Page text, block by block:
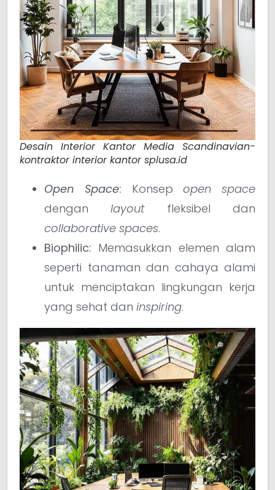
Desain Interior Kantor Media Scandinavian-
kontraktor interior kantor splusa.id
Open Space: Konsepopen space
denganlayoutfleksibel dan
collaborative spaces.
Biophilic: Memasukkan elemen alam
seperti tanaman dan cahaya alami
untuk menciptakan lingkungan kerja
yang sehat dan inspiring.